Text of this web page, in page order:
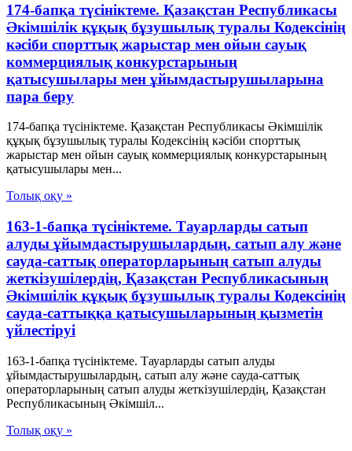
174-бапқа түсініктеме. Қазақстан Республикасы
Әкімшілік құқық бұзушылық туралы Кодексінің
кәсіби спорттық жарыстар мен ойын сауық
коммерциялық конкурстарының
қатысушылары мен ұйымдастырушыларына
пара беру
174-бапқа түсініктеме. Қазақстан Республикасы Әкімшілік
құқық бұзушылық туралы Кодексінің кәсіби спорттық
жарыстар мен ойын сауық коммерциялық конкурстарының
қатысушылары мен...
Толық оқу »
163-1-бапқа түсініктеме. Тауарларды сатып
алуды ұйымдастырушылардың, сатып алу және
сауда-саттық операторларының сатып алуды
жеткізушілердің, Қазақстан Республикасының
Әкімшілік құқық бұзушылық туралы Кодексінің
сауда-саттыққа қатысушыларының қызметін
үйлестіруі
163-1-бапқа түсініктеме. Тауарларды сатып алуды
ұйымдастырушылардың, сатып алу және сауда-саттық
операторларының сатып алуды жеткізушілердің, Қазақстан
Республикасының Әкімшіл...
Толық оқу »